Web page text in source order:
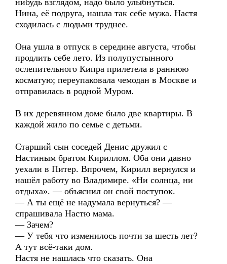
нибудь взглядом, надо было улыбнуться.
Нина, её подруга, нашла так себе мужа. Настя
сходилась с людьми труднее.
Она ушла в отпуск в середине августа, чтобы
продлить себе лето. Из полупустынного
ослепительного Кипра прилетела в раннюю
косматую; переупаковала чемодан в Москве и
отправилась в родной Муром.
В их деревянном доме было две квартиры. В
каждой жило по семье с детьми.
Старший сын соседей Денис дружил с
Настиным братом Кириллом. Оба они давно
уехали в Питер. Впрочем, Кирилл вернулся и
нашёл работу во Владимире. «Ни солнца, ни
отдыха». — объяснил он свой поступок.
— А ты ещё не надумала вернуться? —
спрашивала Настю мама.
— Зачем?
— У тебя что изменилось почти за шесть лет?
А тут всё-таки дом.
Настя не нашлась что сказать. Она